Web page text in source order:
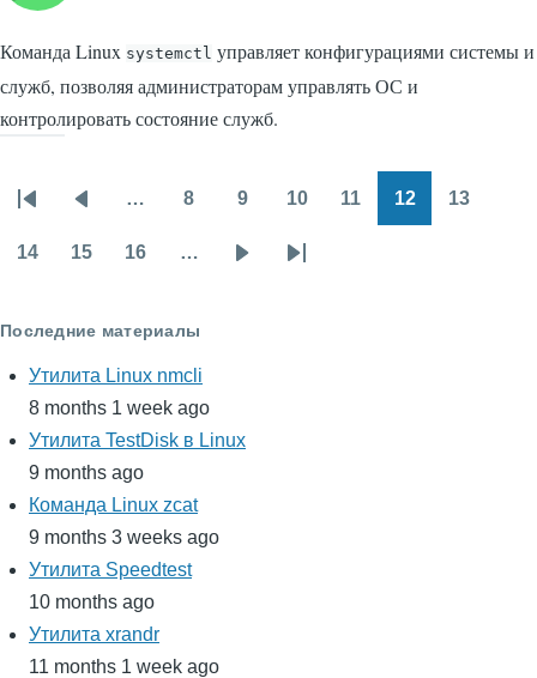
Команда Linux systemctl управляет конфигурациями системы и
служб, позволяя администраторам управлять ОС и
контролировать состояние служб.
Нумерация
страниц
Первая
страница
Предыдущая
страница
… 8 9 10 11 12 13
14 15 16 …
СледующаяПоследняя
Последние материалы
Утилита Linux nmcli
8 months 1 week ago
Утилита TestDisk в Linux
9 months ago
Команда Linux zcat
9 months 3 weeks ago
Утилита Speedtest
10 months ago
Утилита xrandr
11 months 1 week ago